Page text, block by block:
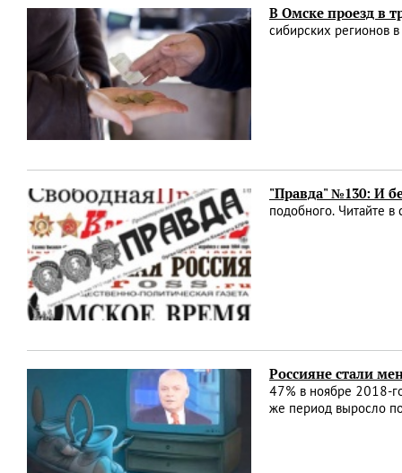
В Омске проезд в
сибирских регионов
"Правда" №130: И
подобного. Читайте
Россияне стали
47% в ноябре 2018-
же период выросло